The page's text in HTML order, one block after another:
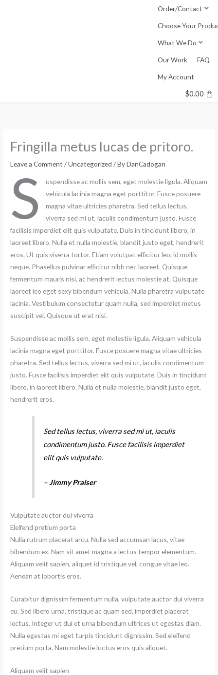
Order/Contact
Choose Your
What We Do
Our Work FAQ
My Account
$0.00
Fringilla metus lucas de pritoro.
Leave a Comment /Uncategorized / ByDanCadogan
S
uspendisse ac mollis sem, eget molestie ligula. Aliquam
vehicula lacinia magna eget porttitor. Fusce posuere
magna vitae ultricies pharetra. Sed tellus lectus,
viverra sed mi ut, iaculis condimentum justo. Fusce
facilisis imperdiet elit quis vulputate. Duis in tincidunt libero, in
laoreet libero. Nulla et nulla molestie, blandit justo eget, hendrerit
eros. Ut quis viverra tortor. Etiam volutpat efficitur leo, id mollis
neque. Phasellus pulvinar efficitur nibh nec laoreet. Quisque
fermentum mauris nisi, ac hendrerit lectus molestie at. Quisque
laoreet leo eget sexy bibendum vehicula. Nulla pharetra vulputate
lacinia. Vestibulum consectetur quam nulla, sed imperdiet metus
suscipit vel. Quisque ut erat nisi.
Suspendisse ac mollis sem, eget molestie ligula. Aliquam vehicula
lacinia magna eget porttitor. Fusce posuere magna vitae ultricies
pharetra. Sed tellus lectus, viverra sed mi ut, iaculis condimentum
justo. Fusce facilisis imperdiet elit quis vulputate. Duis in tincidunt
libero, in laoreet libero. Nulla et nulla molestie, blandit justo eget,
hendrerit eros.
Sed tellus lectus, viverra sed mi ut, iaculis
condimentum justo. Fusce facilisis imperdiet
elit quis vulputate.
– Jimmy Praiser
Vulputate auctor dui viverra
Eleifend pretium porta
Nulla rutrum placerat arcu. Nulla sed accumsan lacus, vitae
bibendum ex. Nam sit amet magna a lectus tempor elementum.
Aliquam velit sapien, aliquet id tristique vel, congue vitae leo.
Aenean at lobortis eros.
Curabitur dignissim fermentum nulla, vulputate auctor dui viverra
eu. Sed libero urna, tristique ac quam sed, imperdiet placerat
lectus. Integer ut dui et urna bibendum ultrices ut egestas diam.
Nulla egestas mi eget turpis tincidunt dignissim. Sed eleifend
pretium porta. Nam molestie luctus eros quis aliquet.
Aliquam velit sapien